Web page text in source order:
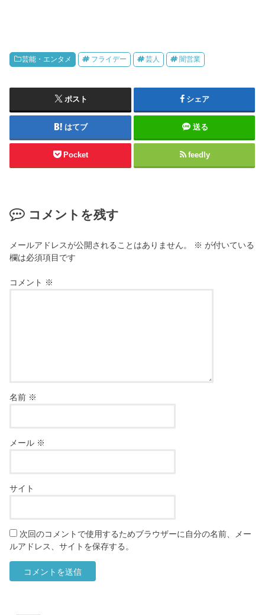
芸能・エンタメ フライデー 芸人 闇営業
ポスト シェア
はてブ 送る
Pocket feedly
コメントを残す
メールアドレスが公開されることはありません。 ※ が付いている
欄は必須項目です
コメント ※
名前 ※
メール ※
サイト
次回のコメントで使用するためブラウザーに自分の名前、メー
ルアドレス、サイトを保存する。